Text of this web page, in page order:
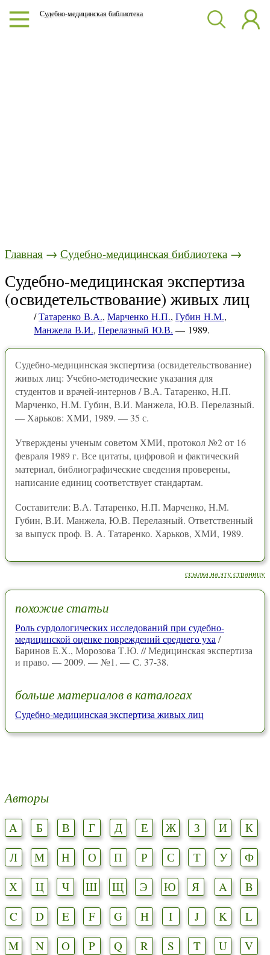
Судебно-медицинская библиотека
Главная → Судебно-медицинская библиотека →
Судебно-медицинская экспертиза
(освидетельствование) живых лиц
/Татаренко В.А., Марченко Н.П., Губин Н.М.,
Манжела В.И., Перелазный Ю.В. — 1989.
Судебно-медицинская экспертиза (освидетельствование)
живых лиц: Учебно-методические указания для
студентов и врачей-интернов / В.А. Татаренко, Н.П.
Марченко, Н.М. Губин, В.И. Манжела, Ю.В. Перелазный.
— Харьков: ХМИ, 1989. — 35 с.
Утверждены ученым советом ХМИ, протокол №2 от 16
февраля 1989 г. Все цитаты, цифровой и фактический
материал, библиографические сведения проверены,
написание единиц соответствует стандартам.
Составители: В.А. Татаренко, Н.П. Марченко, Н.М.
Губин, В.И. Манжела, Ю.В. Перелазный. Ответственный
за выпуск проф. В. А. Татаренко. Харьков, ХМИ, 1989.
ссылка на эту страницу
похожие статьи
Роль сурдологических исследований при судебно-
медицинской оценке повреждений среднего уха/
Баринов Е.Х., Морозова Т.Ю. // Медицинская экспертиза
и право. — 2009. — №1. — С. 37-38.
больше материалов в каталогах
Судебно-медицинская экспертиза живых лиц
Авторы
А Б В Г Д Е Ж З И
К
Л
М Н О П Р С Т У
Ф
Х
Ц Ч Ш Щ Э Ю Я A
B
C
D E F G H I J K
L
M
N O P Q R S T U
V